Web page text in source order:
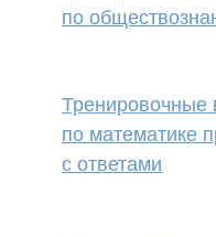
по
Тренировочные
по математике
с ответами